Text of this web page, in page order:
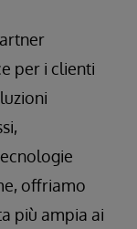
per i clienti
offriamo
più ampia ai